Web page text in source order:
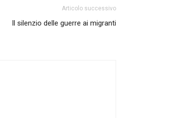
Articolo successivo
Il silenzio delle guerre ai migranti